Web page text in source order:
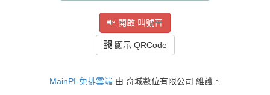
開啟 叫號音
顯示 QRCode
MainPI-免排雲端由 奇城數位有限公司 維護。